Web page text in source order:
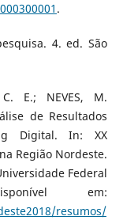
.
4. ed. São
E.; NEVES, M.
de Resultados
Digital. In: XX
Região Nordeste.
Federal
em:
resumos/